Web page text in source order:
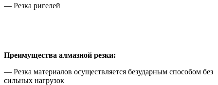
— Резка ригелей
Преимущества алмазной резки:
— Резка материалов осуществляется безударным способом без
сильных нагрузок